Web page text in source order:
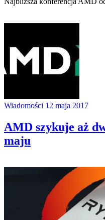
Wiadomości 12 maja 2017
AMD szykuje aż
maju